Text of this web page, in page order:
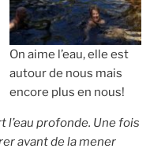
On aime l’eau, elle est
autour de nous mais
encore plus en nous!
l’eau profonde. Une fois
avant de la mener